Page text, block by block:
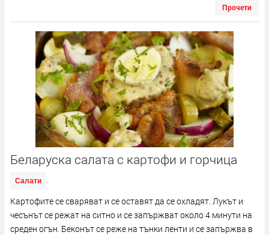
Прочети
Беларуска салата с картофи и горчица
Салати
Картофите се сваряват и се оставят да се охладят. Лукът и
чесънът се режат на ситно и се запържват около 4 минути на
среден огън. Беконът се реже на тънки ленти и се запържва в